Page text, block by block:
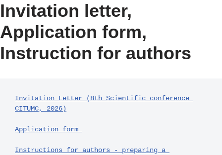
Invitation letter,
Application form,
Instruction for authors
Invitation Letter (8th Scientific conference
CITUMC, 2026)
Application form
Instructions for authors - preparing a